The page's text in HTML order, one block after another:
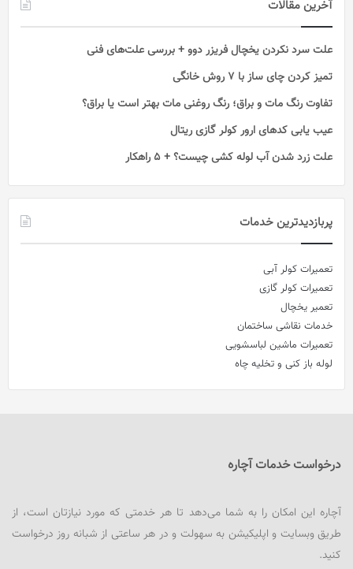
آخرین مقالات
علت سرد نکردن یخچال فریزر دوو + بررسی علت‌های فنی
تمیز کردن چای ساز با ۷ روش خانگی
تفاوت رنگ مات و براق؛ رنگ روغنی مات بهتر است یا براق؟
عیب یابی کدهای ارور کولر گازی ریتال
علت زرد شدن آب لوله کشی چیست؟ + 5 راهکار
پربازدیدترین خدمات
تعمیرات کولر آبی
تعمیرات کولر گازی
تعمیر یخچال
خدمات نقاشی ساختمان
تعمیرات ماشین لباسشویی
لوله باز کنی و تخلیه چاه
درخواست خدمات آچاره
آچاره این امکان را به شما می‌دهد تا هر خدمتی که مورد نیازتان است، از
طریق وبسایت و اپلیکیشن به سهولت و در هر ساعتی از شبانه روز درخواست
کنید.